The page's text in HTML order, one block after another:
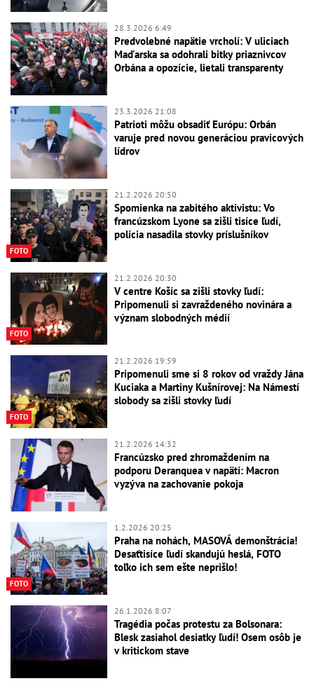
28.3.2026 6:49
Predvolebné napätie vrcholí: V uliciach
Maďarska sa odohrali bitky priaznivcov
Orbána a opozície, lietali transparenty
23.3.2026 21:08
Patrioti môžu obsadiť Európu: Orbán
varuje pred novou generáciou pravicových
lídrov
FOTO
21.2.2026 20:50
Spomienka na zabitého aktivistu: Vo
francúzskom Lyone sa zišli tisíce ľudí,
polícia nasadila stovky príslušníkov
FOTO
21.2.2026 20:30
V centre Košíc sa zišli stovky ľudí:
Pripomenuli si zavraždeného novinára a
význam slobodných médií
FOTO
21.2.2026 19:59
Pripomenuli sme si 8 rokov od vraždy Jána
Kuciaka a Martiny Kušnírovej: Na Námestí
slobody sa zišli stovky ľudí
21.2.2026 14:32
Francúzsko pred zhromaždením na
podporu Deranquea v napätí: Macron
vyzýva na zachovanie pokoja
FOTO
1.2.2026 20:25
Praha na nohách, MASOVÁ demonštrácia!
Desaťtisíce ľudí skandujú heslá, FOTO
toľko ich sem ešte neprišlo!
26.1.2026 8:07
Tragédia počas protestu za Bolsonara:
Blesk zasiahol desiatky ľudí! Osem osôb je
v kritickom stave